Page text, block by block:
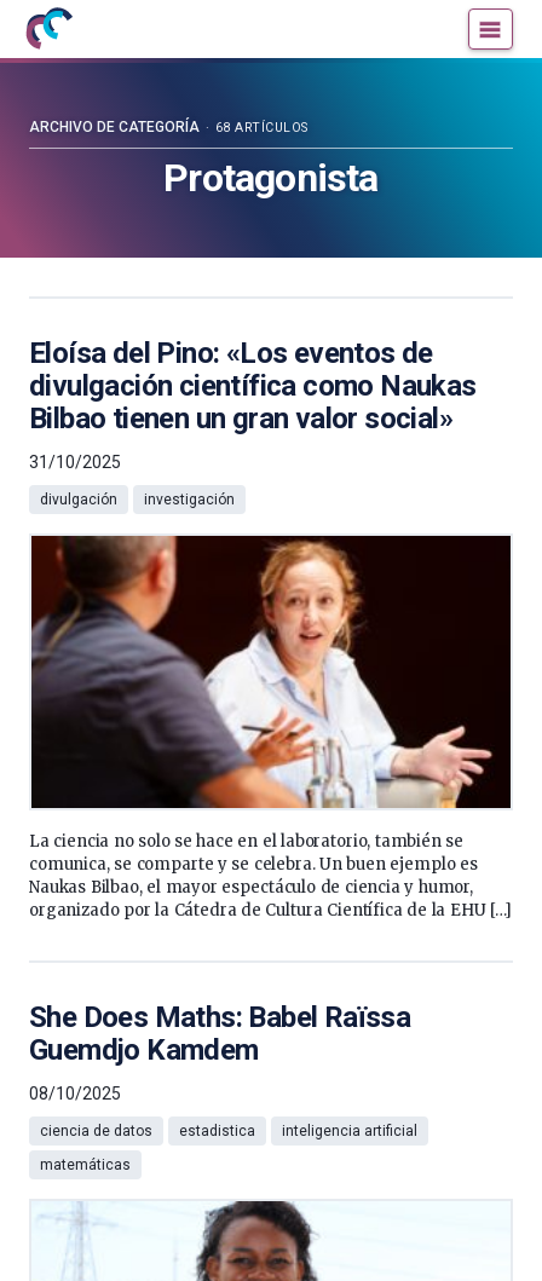
Mujeres
con
blog
Protagonista
ARCHIVO DE CATEGORÍA 68 ARTÍCULOS
Eloísa del Pino: «Los eventos de
divulgación científica como Naukas
Bilbao tienen un gran valor social»
31/10/2025
divulgación investigación
La ciencia no solo se hace en el laboratorio, también se
comunica, se comparte y se celebra. Un buen ejemplo es
Naukas Bilbao, el mayor espectáculo de ciencia y humor,
organizado por la Cátedra de Cultura Científica de la EHU […]
She Does Maths: Babel Raïssa
Guemdjo Kamdem
08/10/2025
ciencia de datos estadistica
inteligencia artificial
matemáticas